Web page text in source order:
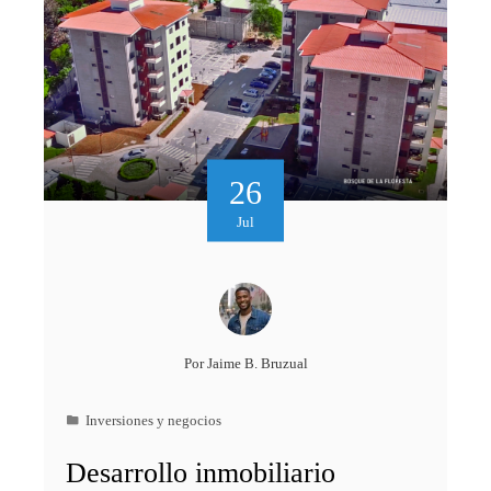
26
Jul
PorJaime B. Bruzual
Inversiones y negocios
Desarrollo inmobiliario